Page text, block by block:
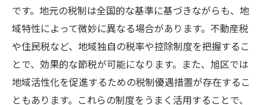
旭区の商業エリアを狙った効果的な配送戦
略
地域特性を活かしたコスト効率の高い配送
旭区で差をつける軽貨物配送の効率的な節税方
法
です。地元の税制は全国的な基準に基づきながらも、地
域特性によって微妙に異なる場合があります。不動産税
や住民税など、地域独自の税率や控除制度を把握するこ
とで、効果的な節税が可能になります。また、旭区では
地域活性化を促進するための税制優遇措置が存在するこ
ともあります。これらの制度をうまく活用することで、